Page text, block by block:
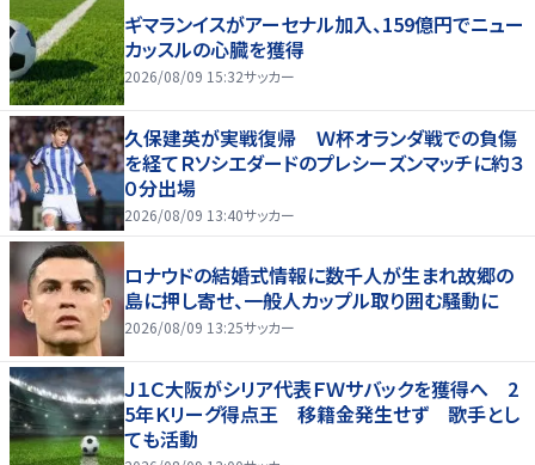
ギマランイスがアーセナル加入、159億円でニュー
カッスルの心臓を獲得
2026/08/09 15:32サッカー
久保建英が実戦復帰 Ｗ杯オランダ戦での負傷
を経てＲソシエダードのプレシーズンマッチに約３
０分出場
2026/08/09 13:40サッカー
ロナウドの結婚式情報に数千人が生まれ故郷の
島に押し寄せ、一般人カップル取り囲む騒動に
2026/08/09 13:25サッカー
Ｊ１Ｃ大阪がシリア代表ＦＷサバックを獲得へ 2
5年Ｋリーグ得点王 移籍金発生せず 歌手とし
ても活動